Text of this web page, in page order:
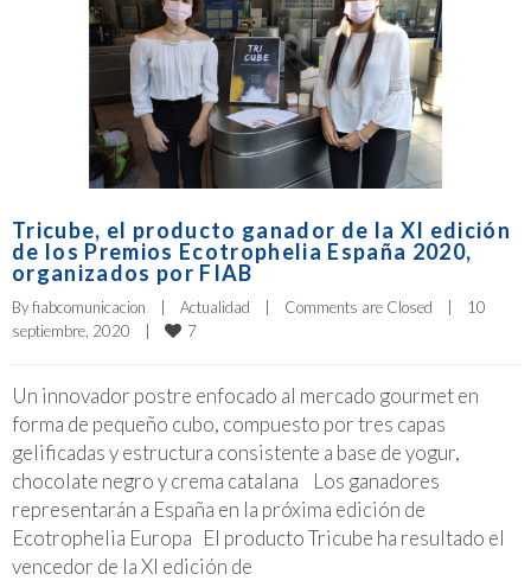
Tricube, el producto ganador de la XI edición
de los Premios Ecotrophelia España 2020,
organizados por FIAB
By fiabcomunicacion Actualidad Comments are Closed
10
septiembre, 2020
7
Un innovador postre enfocado al mercado gourmet en
forma de pequeño cubo, compuesto por tres capas
gelificadas y estructura consistente a base de yogur,
chocolate negro y crema catalana Los ganadores
representarán a España en la próxima edición de
Ecotrophelia Europa El producto Tricube ha resultado el
vencedor de la XI edición de